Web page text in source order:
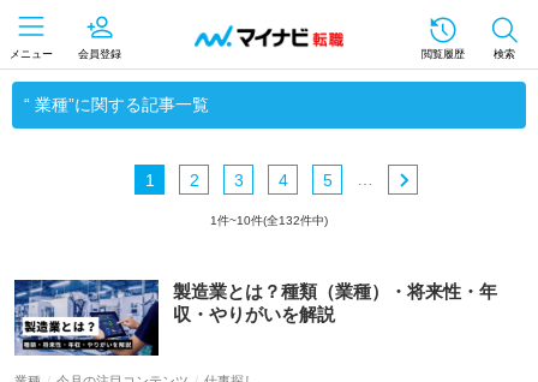
メニュー 会員登録 閲覧履歴 検索
“ 業種”に関する記事一覧
1 2 3 4 5
1件~10件(全132件中)